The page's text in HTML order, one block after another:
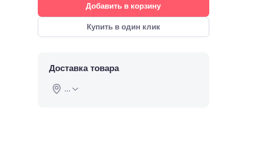
Добавить в корзину
Купить в один клик
Доставка товара
...